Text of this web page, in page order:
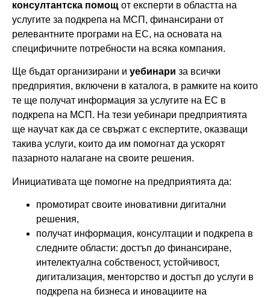
консултантска помощ от експерти в областта на
услугите за подкрепа на МСП, финансирани от
релевантните програми на ЕС, на основата на
специфичните потребности на всяка компания.
Ще бъдат организирани и уебинари за всички
предприятия, включени в каталога, в рамките на които
те ще получат информация за услугите на ЕС в
подкрепа на МСП. На тези уебинари предприятията
ще научат как да се свържат с експертите, оказващи
такива услуги, които да им помогнат да ускорят
пазарното налагане на своите решения.
Инициативата ще помогне на предприятията да:
промотират своите иновативни дигитални
решения,
получат информация, консултации и подкрепа в
следните области: достъп до финансиране,
интелектуална собственост, устойчивост,
дигитализация, менторство и достъп до услуги в
подкрепа на бизнеса и иновациите на